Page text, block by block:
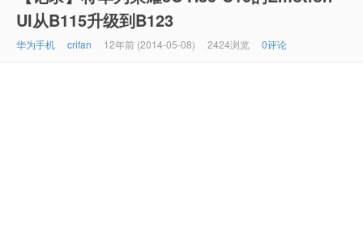
UI从B115升级到B123
华为手机 crifan 12年前 (2014-05-08) 2424浏览 0评论